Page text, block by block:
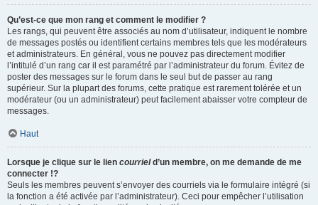
Qu’est-ce que mon rang et comment le modifier ?
Les rangs, qui peuvent être associés au nom d’utilisateur, indiquent le nombre
de messages postés ou identifient certains membres tels que les modérateurs
et administrateurs. En général, vous ne pouvez pas directement modifier
l’intitulé d’un rang car il est paramétré par l’administrateur du forum. Évitez de
poster des messages sur le forum dans le seul but de passer au rang
supérieur. Sur la plupart des forums, cette pratique est rarement tolérée et un
modérateur (ou un administrateur) peut facilement abaisser votre compteur de
messages.
Haut
Lorsque je clique sur le lien courrield’un membre, on me demande de me
connecter !?
Seuls les membres peuvent s’envoyer des courriels via le formulaire intégré (si
la fonction a été activée par l’administrateur). Ceci pour empêcher l’utilisation